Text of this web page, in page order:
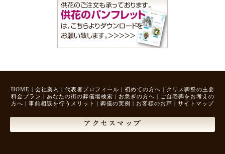
HOME | 会社案内 | 代表者プロフィール | 初めての方へ | クリス葬祭の主要
料金プラン | あなたの街の葬儀場検索 | お急ぎの方へ | ご自宅葬をお考えの
方へ | 事前相談を行うメリット | 葬儀の実例 | お客様のお声 | サイトマップ
アクセスマップ